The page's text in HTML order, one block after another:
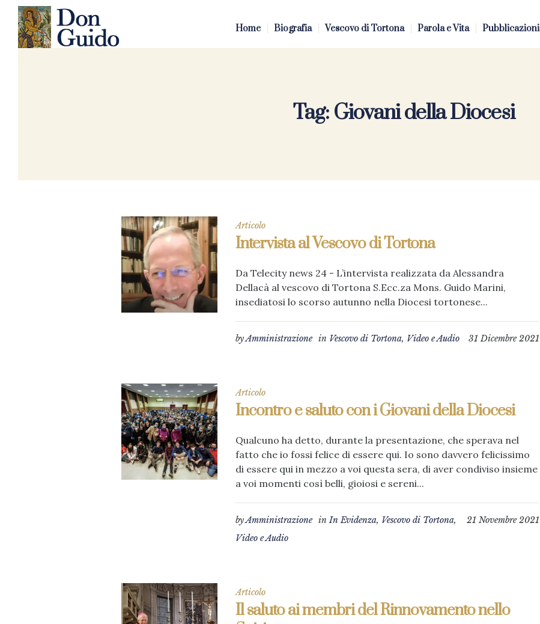
Home Biografia Vescovo di Tortona Parola e Vita Pubblicazioni
Tag: Giovani della Diocesi
Articolo
Intervista al Vescovo di Tortona
Da Telecity news 24 - L’intervista realizzata da Alessandra
Dellacà al vescovo di Tortona S.Ecc.za Mons. Guido Marini,
insediatosi lo scorso autunno nella Diocesi tortonese...
31 Dicembre 2021
byAmministrazione in Vescovo di Tortona, Video e Audio
Articolo
Incontro e saluto con i Giovani della Diocesi
Qualcuno ha detto, durante la presentazione, che sperava nel
fatto che io fossi felice di essere qui. Io sono davvero felicissimo
di essere qui in mezzo a voi questa sera, di aver condiviso insieme
a voi momenti così belli, gioiosi e sereni...
21 Novembre 2021
byAmministrazione inIn Evidenza, Vescovo di Tortona,
Video e Audio
Articolo
Il saluto ai membri del Rinnovamento nello